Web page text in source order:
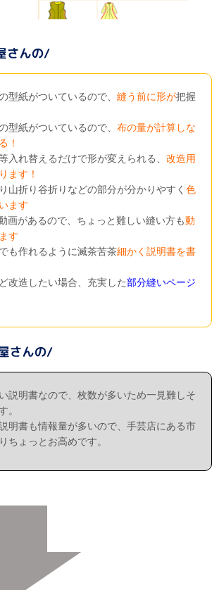
型紙がついているので、縫う前に形が把握
型紙がついているので、布の量が計算しな
！
入れ替えるだけで形が変えられる、改造用
ます！
山折り谷折りなどの部分が分かりやすく色
ます
画があるので、ちょっと難しい縫い方も動
す
も作れるように滅茶苦茶細かく説明書を書
改造したい場合、充実した部分縫いページ
説明書なので、枚数が多いため一見難しそ
。
明書も情報量が多いので、手芸店にある市
ちょっとお高めです。